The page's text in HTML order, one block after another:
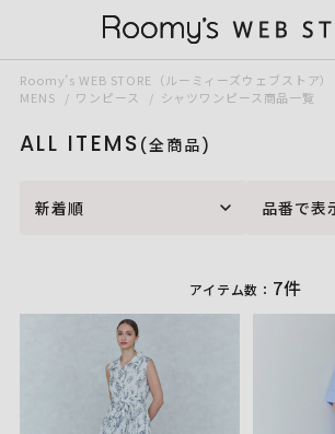
Roomy’s WEB STORE（ルーミィーズウェブストア）
MENS
ワンピース シャツワンピース商品一覧
ALL ITEMS (全商品)
新着順 品番で表
アイテム数： 7件